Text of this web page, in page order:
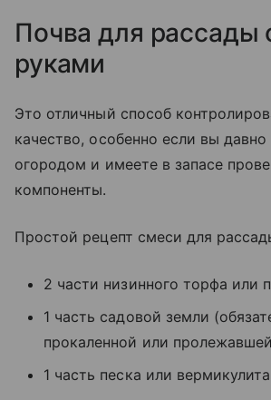
Почва для рассады
руками
Это отличный способ
качество, особенно если вы давно
огородом и имеете в запасе
компоненты.
Простой рецепт смеси для
2 части низинного торфа или
1 часть садовой земли
прокаленной или
1 часть песка или